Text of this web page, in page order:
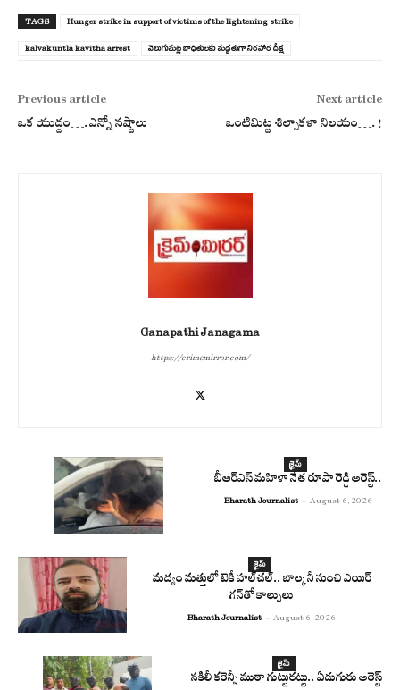
TAGS Hunger strike in support of victims of the lightening strike
kalvakuntla kavitha arrest వెలుగుమ‌ట్ల బాధితుల‌కు మ‌ద్ద‌తుగా నిర‌హార దీక్ష‌
Previous article
ఒక యుద్దం….ఎన్నో న‌ష్టాలు
Next article
ఒంటిమిట్ట శిల్పాక‌ళా నిల‌యం….!
Ganapathi Janagama
https://crimemirror.com/
క్రైమ్
బీఆర్ఎస్ మహిళా నేత రూపా రెడ్డి అరెస్ట్..
Bharath Journalist - August 6, 2026
క్రైమ్
మద్యం మత్తులో టెకీ హల్‌చల్.. బాల్కనీ నుంచి ఎయిర్
గన్‌తో కాల్పులు
Bharath Journalist - August 6, 2026
క్రైమ్
నకిలీ కరెన్సీ ముఠా గుట్టురట్టు.. ఏడుగురు అరెస్ట్